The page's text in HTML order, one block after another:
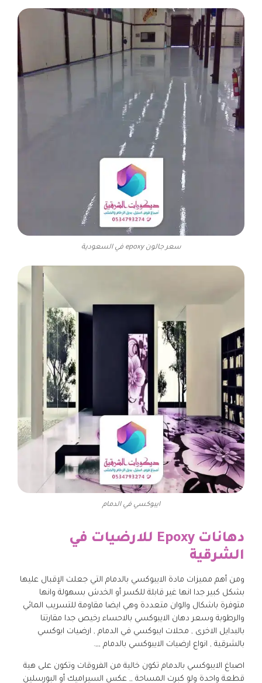
سعر جالون epoxy في السعودية
ايبوكسي في الدمام
دهانات Epoxy للارضيات في
الشرقية
ومن أهم مميزات مادة الايبوكسي بالدمام التي جعلت الإقبال عليها
بشكل كبير جدا انها غير قابلة للكسر أو الخدش بسهولة وانها
متوفرة باشكال والوان متعددة وهي ايضا مقاومة للتسريب المائي
والرطوبة وسعر دهان الايبوكسي بالاحساء رخيص جدا مقارتنا
بالبدايل الاخرى , محلات ايبوكسي في الدمام , ارضيات ابوكسي
بالشرقية , انواع ارضيات الايبوكسي بالدمام ,,,.
اصباغ الايبوكسي بالدمام تكون خالية من الفروقات وتكون على هية
قطعة واحدة ولو كبرت المساحة ,, عكس السيراميك أو البورسلين